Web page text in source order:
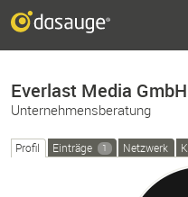
Everlast Media GmbH
Unternehmensberatung
Profil Einträge 1 Netzwerk